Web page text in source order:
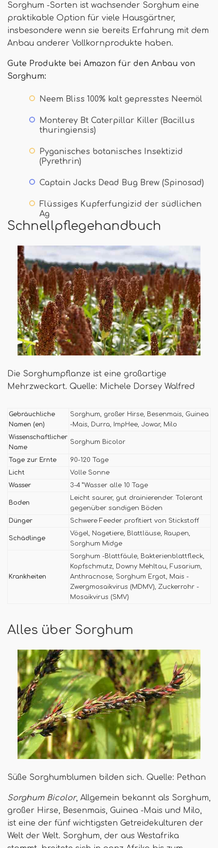
Sorghum -Sorten ist wachsender Sorghum eine
praktikable Option für viele Hausgärtner,
insbesondere wenn sie bereits Erfahrung mit dem
Anbau anderer Vollkornprodukte haben.
Gute Produkte bei Amazon für den Anbau von
Sorghum:
Neem Bliss 100% kalt gepresstes Neemöl
Monterey Bt Caterpillar Killer (Bacillus
thuringiensis)
Pyganisches botanisches Insektizid
(Pyrethrin)
Captain Jacks Dead Bug Brew (Spinosad)
Flüssiges Kupferfungizid der südlichen
Ag
Schnellpflegehandbuch
Die Sorghumpflanze ist eine großartige
Mehrzweckart. Quelle: Michele Dorsey Walfred
Gebräuchliche
Namen (en)
Sorghum, großer Hirse, Besenmais, Guinea
-Mais, Durra, ImpHee, Jowar, Milo
Wissenschaftlicher
Name
Sorghum Bicolor
Tage zur Ernte
90-120 Tage
Licht
Volle Sonne
Wasser
3-4 ”Wasser alle 10 Tage
Boden
Leicht saurer, gut drainierender. Tolerant
gegenüber sandigen Böden
Dünger
Schwere Feeder profitiert von Stickstoff
Schädlinge
Vögel, Nagetiere, Blattläuse, Raupen,
Sorghum Midge
Krankheiten
Sorghum -Blattfäule, Bakterienblattfleck,
Kopfschmutz, Downy Mehltau, Fusarium,
Anthracnose, Sorghum Ergot, Mais -
Zwergmosaikvirus (MDMV), Zuckerrohr -
Mosaikvirus (SMV)
Alles über Sorghum
Süße Sorghumblumen bilden sich. Quelle: Pethan
Sorghum Bicolor, Allgemein bekannt als Sorghum,
großer Hirse, Besenmais, Guinea -Mais und Milo,
ist eine der fünf wichtigsten Getreidekulturen der
Welt der Welt. Sorghum, der aus Westafrika